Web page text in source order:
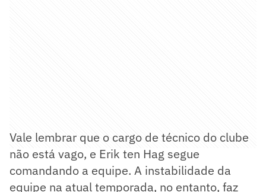
Vale lembrar que o cargo de técnico do clube
não está vago, e Erik ten Hag segue
comandando a equipe. A instabilidade da
equipe na atual temporada, no entanto, faz